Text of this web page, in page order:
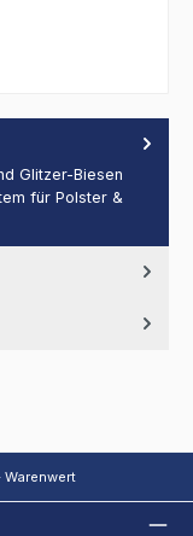
Glitzer-Biesen
für Polster &